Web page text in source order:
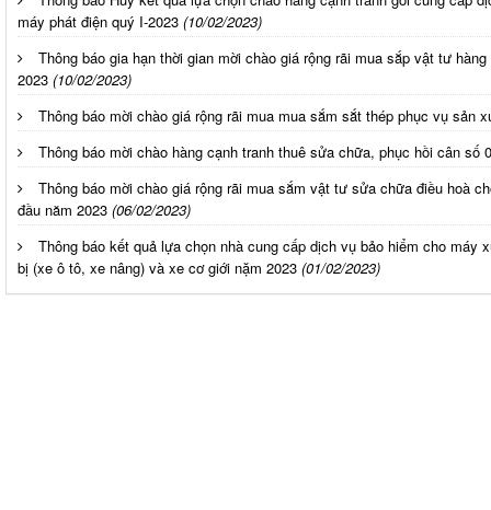
máy phát điện quý I-2023 (10/02/2023)
Thông báo gia hạn thời gian mời chào giá rộng rãi mua sắp vật tư
2023 (10/02/2023)
Thông báo mời chào giá rộng rãi mua mua sắm sắt thép phục vụ sản
Thông báo mời chào hàng cạnh tranh thuê sửa chữa, phục hồi cân số
Thông báo mời chào giá rộng rãi mua sắm vật tư sửa chữa điều hoà
đầu năm 2023 (06/02/2023)
Thông báo kết quả lựa chọn nhà cung cấp dịch vụ bảo hiểm cho máy
bị (xe ô tô, xe nâng) và xe cơ giới nặm 2023 (01/02/2023)